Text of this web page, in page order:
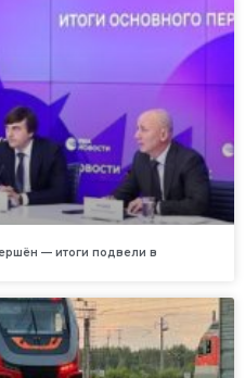
— итоги подвели в